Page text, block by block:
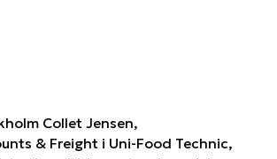
Collet Jensen,
& Freight i Uni-Food Technic,